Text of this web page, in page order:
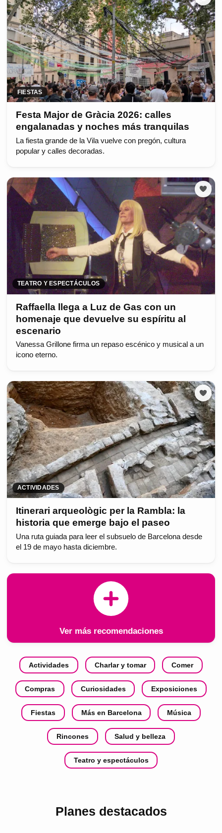
FIESTAS
Festa Major de Gràcia 2026: calles
engalanadas y noches más tranquilas
La fiesta grande de la Vila vuelve con pregón, cultura
popular y calles decoradas.
TEATRO Y ESPECTÁCULOS
Raffaella llega a Luz de Gas con un
homenaje que devuelve su espíritu al
escenario
Vanessa Grillone firma un repaso escénico y musical a un
icono eterno.
ACTIVIDADES
Itinerari arqueològic per la Rambla: la
historia que emerge bajo el paseo
Una ruta guiada para leer el subsuelo de Barcelona desde
el 19 de mayo hasta diciembre.
Ver más recomendaciones
Actividades Charlar y tomar Comer
Compras Curiosidades Exposiciones
Fiestas Más en Barcelona Música
Rincones Salud y belleza
Teatro y espectáculos
Planes destacados